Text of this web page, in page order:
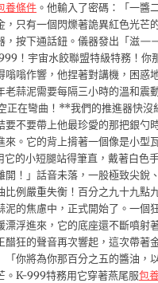
養條件 。他輸入了密碼：「一醬
，只有一個閃爍著詭異紅色光芒
，按下通話鈕。儀器發出「滋
！宇宙水餃聯盟特級特務！你
嗡嗡作響，他捏著對講機，困惑
老蒜泥需要每隔三小時的溫和
正在彎曲！**我們的推進器快沒
要不要帶上他最珍愛的那把銀勺
來。它的背上揹著一個像是小
的小短腿站得筆直，戴著白色
開！」話音未落，一股極致尖銳
比例嚴重失衡！百分之九十九點
泥的焦慮中，正式開始了。一個
漂浮進來，它的底座還不斷噴射
醋狂的聲音再次響起，這次帶
「你將為你那百分之五的醬油，
。K-999特務用它穿著燕尾服包